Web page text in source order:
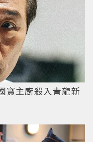
寶主廚殺入青龍新